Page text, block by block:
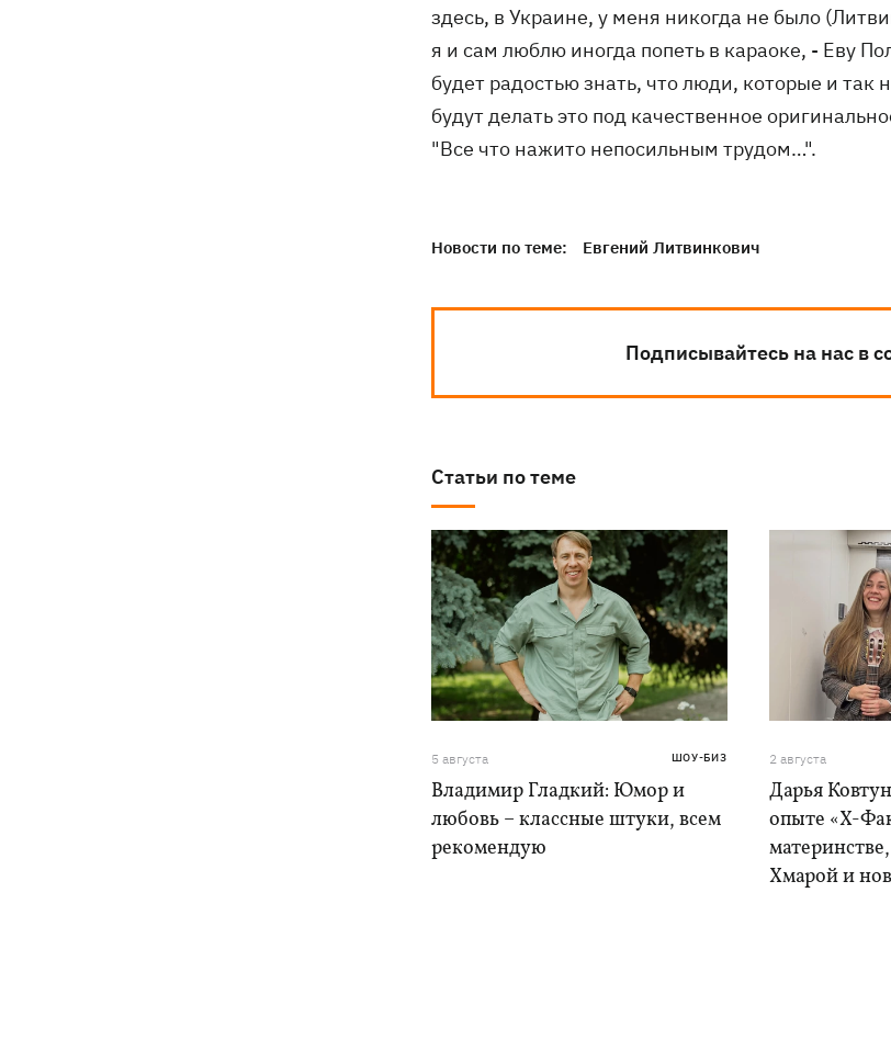
здесь, в Украине, у меня никогда не было
я и сам люблю иногда попеть в караоке, - Еву
будет радостью знать, что люди, которые и
будут делать это под качественное
"Все что нажито непосильным трудом…".
Новости по теме: Евгений Литвинкович
Подписывайтесь на нас в
Статьи по теме
5 августа ШОУ-БИЗ
Владимир Гладкий: Юмор и
любовь – классные штуки, всем
рекомендую
2 августа
Дарья
опыте «Х-
Хмарой и